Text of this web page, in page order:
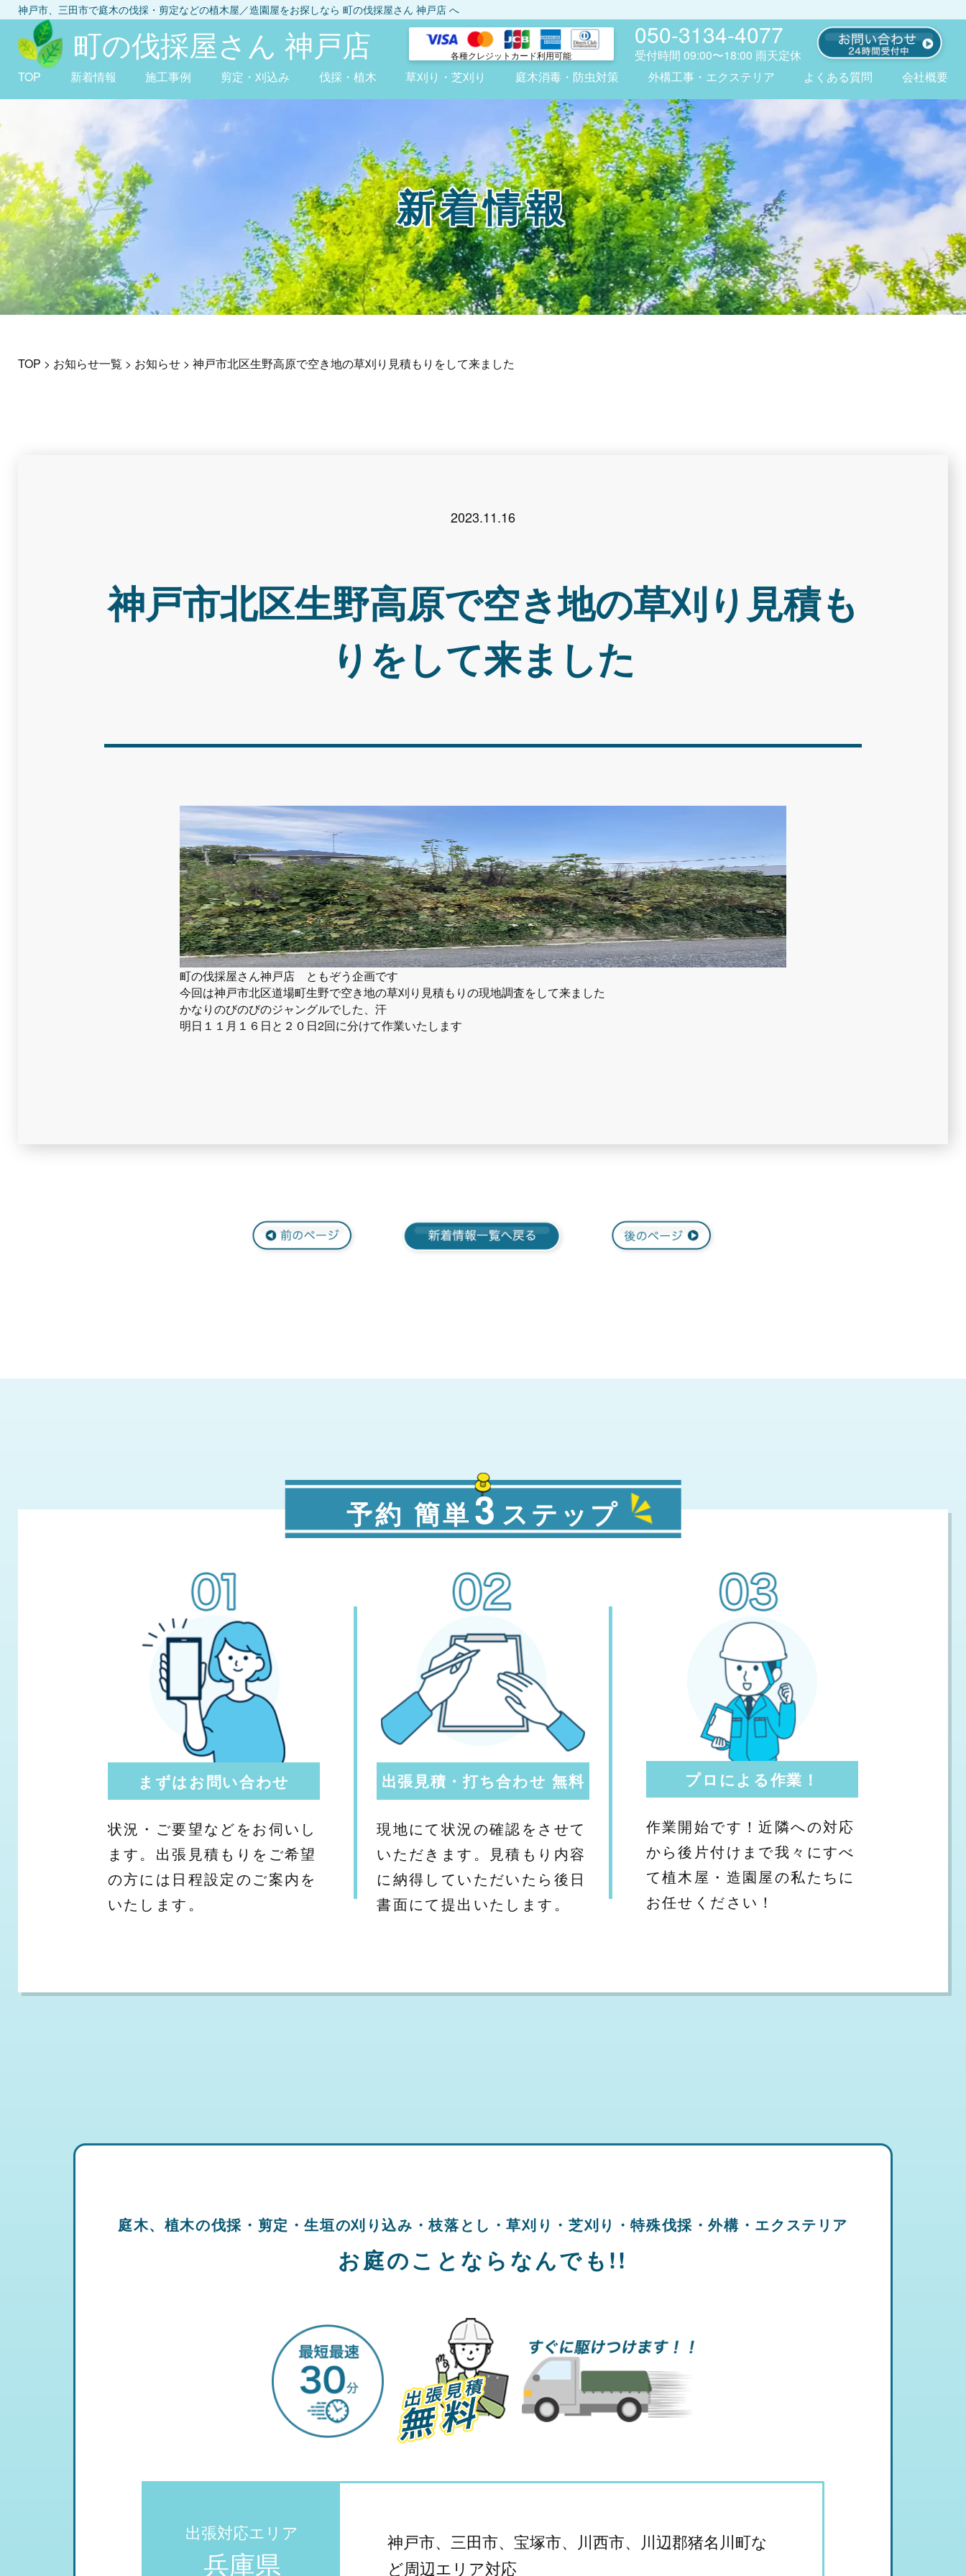
神戸市、三田市で庭木の伐採・剪定などの植木屋／造園屋をお探しなら 町の伐採屋さん 神戸店 へ
町の伐採屋さん 神戸店 各種クレジット カード利用可能
050-3134-4077
受付時間09:00〜18:00 雨天定休
TOP
新着情報 施工事例 剪定・刈込み 伐採・植木 草刈り・芝刈り 庭木消毒・防虫対策 外構工事・エクステリア よくある質問 会社概要
新着情報
TOP > お知らせ一覧 > お知らせ > 神戸市北区生野高原で空き地の草刈り見積もりをして来ました
2023.11.16
神戸市北区生野高原で空き地の草刈り見積も
りをして来ました
町の伐採屋さん神戸店 ともぞう企画です
今回は神戸市北区道場町生野で空き地の草刈り見積もりの現地調査をして来ました
かなりのびのびのジャングルでした、汗
明日１１月１６日と２０日2回に分けて作業いたします
予約 簡単3 ステップ
まずはお問い合わせ
状況・ご要望などをお伺いし
ます。出張見積もりをご希望
の方には日程設定のご案内を
いたします。
出張見積・打ち合わせ 無料
現地にて状況の確認をさせて
いただきます。見積もり内容
に納得していただいたら後日
書面にて提出いたします。
プロによる作業！
作業開始です！近隣への対応
から後片付けまで我々にすべ
て植木屋・造園屋の私たちに
お任せください！
庭木、植木の伐採・剪定・生垣の刈り込み・枝落とし・草刈り・ 芝刈り・特殊伐採・外構・エクステリア
お庭のことならなんでも!!
出張対応エリア
兵庫県
神戸市、三田市、宝塚市、川西市、川辺郡猪名川町な
ど周辺エリア対応